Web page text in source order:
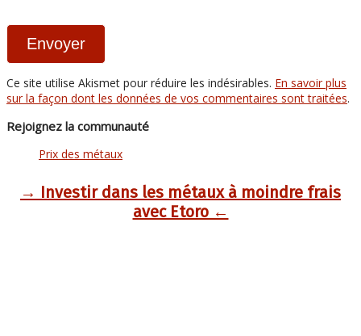
Ce site utilise Akismet pour réduire les indésirables. En savoir plus
sur la façon dont les données de vos commentaires sont traitées.
Rejoignez la communauté
Prix des métaux
→ Investir dans les métaux à moindre frais
avec Etoro ←